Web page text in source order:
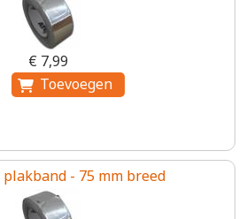
€ 7,99
- 75 mm breed